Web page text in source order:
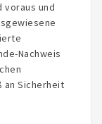
voraus und
Nachweis
an Sicherheit